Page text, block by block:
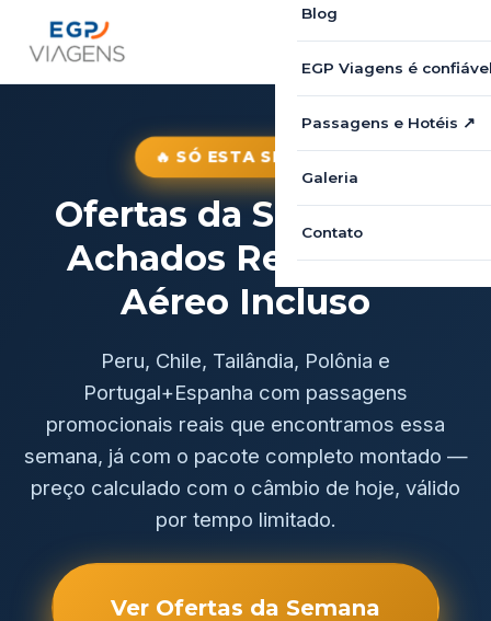
Blog
EGP Viagens é
Passagens e Hotéis ↗
Galeria
Contato
🔥 SÓ ESTA SEMANA
Ofertas da Semana: 5
Achados Reais com
Aéreo Incluso
Peru, Chile, Tailândia, Polônia e
Portugal+Espanha com passagens
promocionais reais que encontramos essa
semana, já com o pacote completo montado —
preço calculado com o câmbio de hoje, válido
por tempo limitado.
Ver Ofertas da Semana